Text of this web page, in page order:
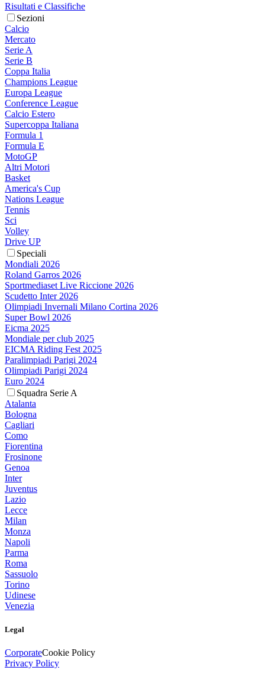
Risultati e Classifiche
Sezioni
Calcio
Mercato
Serie A
Serie B
Coppa Italia
Champions League
Europa League
Conference League
Calcio Estero
Supercoppa Italiana
Formula 1
Formula E
MotoGP
Altri Motori
Basket
America's Cup
Nations League
Tennis
Sci
Volley
Drive UP
Speciali
Mondiali 2026
Roland Garros 2026
Sportmediaset Live Riccione 2026
Scudetto Inter 2026
Olimpiadi Invernali Milano Cortina 2026
Super Bowl 2026
Eicma 2025
Mondiale per club 2025
EICMA Riding Fest 2025
Paralimpiadi Parigi 2024
Olimpiadi Parigi 2024
Euro 2024
Squadra Serie A
Atalanta
Bologna
Cagliari
Como
Fiorentina
Frosinone
Genoa
Inter
Juventus
Lazio
Lecce
Milan
Monza
Napoli
Parma
Roma
Sassuolo
Torino
Udinese
Venezia
Legal
CorporateCookie Policy
Privacy Policy